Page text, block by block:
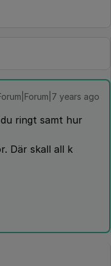
years ago
ringt samt hur
Där skall all k